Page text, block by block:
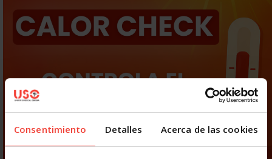
Consentimiento Detalles Acerca de las cookies